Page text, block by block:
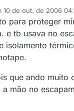
10 de out. de 2006
por
para proteger
e tb usava no
isolamento
que ando muito
mão no